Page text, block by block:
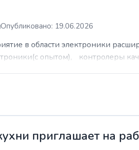
Опубликовано: 19.06.2026
в области электроники
опытом), контролеры
приглашает на